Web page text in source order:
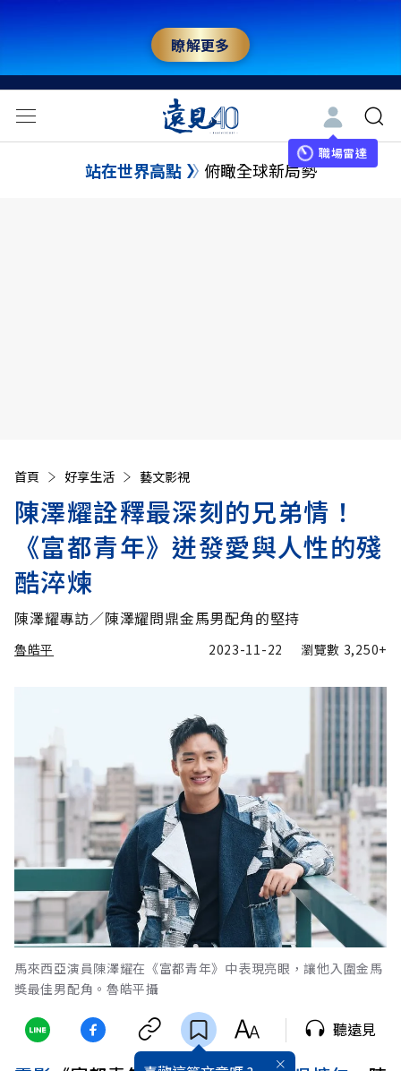
瞭解更多
職場雷達
站在世界高點 俯瞰全球新局勢
首頁 好享生活 藝文影視
陳澤耀詮釋最深刻的兄弟情！
《富都青年》迸發愛與人性的殘
酷淬煉
陳澤耀專訪／陳澤耀問鼎金馬男配角的堅持
魯皓平 2023-11-22 瀏覽數 3,250+
馬來西亞演員陳澤耀在《富都青年》中表現亮眼，讓他入圍金馬
獎最佳男配角。魯皓平攝
聽遠見